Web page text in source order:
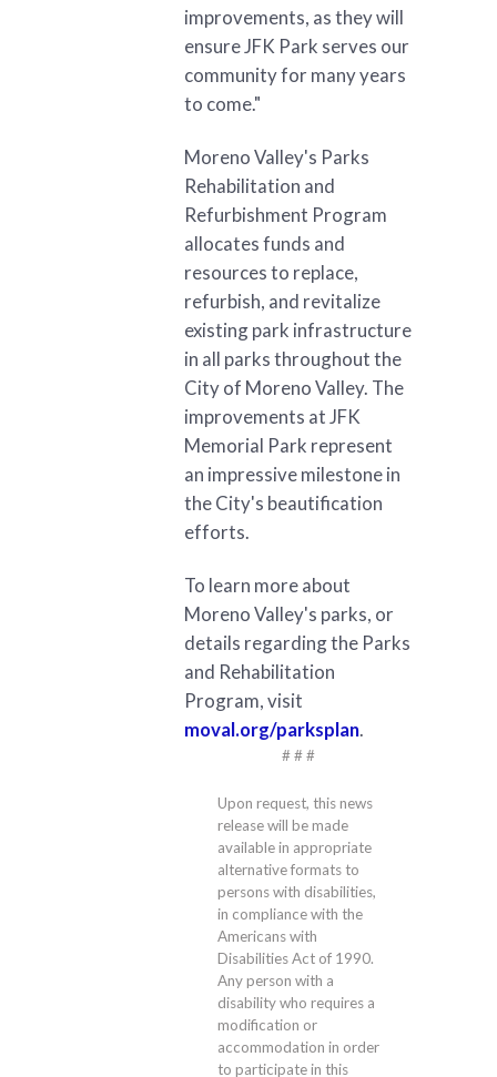
improvements, as they will
ensure JFK Park serves our
community for many years
to come."
Moreno Valley's Parks
Rehabilitation and
Refurbishment Program
allocates funds and
resources to replace,
refurbish, and revitalize
existing park infrastructure
in all parks throughout the
City of Moreno Valley. The
improvements at JFK
Memorial Park represent
an impressive milestone in
the City's beautification
efforts.
To learn more about
Moreno Valley's parks, or
details regarding the Parks
and Rehabilitation
Program, visit
moval.org/parksplan.
# # #
Upon request, this news
release will be made
available in appropriate
alternative formats to
persons with disabilities,
in compliance with the
Americans with
Disabilities Act of 1990.
Any person with a
disability who requires a
modification or
accommodation in order
to participate in this